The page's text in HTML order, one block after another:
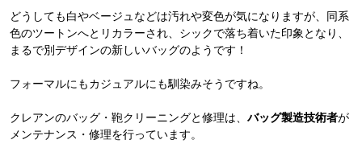
どうしても白やベージュなどは汚れや変色が気になりますが、同系
色のツートンへとリカラーされ、シックで落ち着いた印象となり、
まるで別デザインの新しいバッグのようです！
フォーマルにもカジュアルにも馴染みそうですね。
クレアンのバッグ・鞄クリーニングと修理は、 バッグ製造技術者が
メンテナンス・修理を行っています。